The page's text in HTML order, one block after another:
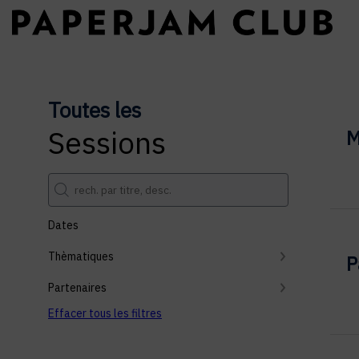
Toutes les
Sessions
Dates
Thèmatiques
Partenaires
Effacer tous les filtres